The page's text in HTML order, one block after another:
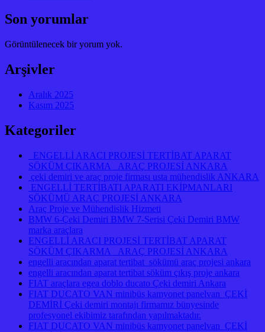
Son yorumlar
Görüntülenecek bir yorum yok.
Arşivler
Aralık 2025
Kasım 2025
Kategoriler
ENGELLİ ARACI PROJESİ TERTİBAT APARAT
SÖKÜM ÇIKARMA ARAÇ PROJESİ ANKARA
çeki demiri ve araç proje firması usta mühendislik ANKARA
ENGELLİ TERTİBATI APARATI EKİPMANLARI
SÖKÜMÜ ARAÇ PROJESİ ANKARA
Araç Proje ve Mühendislik Hizmeti
BMW 6-Çeki Demiri BMW 7-Serisi Çeki Demiri BMW
marka araçlara
ENGELLİ ARACI PROJESİ TERTİBAT APARAT
SÖKÜM ÇIKARMA ARAÇ PROJESİ ANKARA
engelli aracından aparat tertibat sökümü araç projesi ankara
engelli aracından aparat tertibat söküm çıkış proje ankara
FIAT araçlara egea doblo ducato Çeki demiri Ankara
FIAT DUCATO VAN minibüs kamyonet panelvan ÇEKİ
DEMİRİ Çeki demiri montajı firmamız bünyesinde
profesyonel ekibimiz tarafından yapılmaktadır.
FIAT DUCATO VAN minibüs kamyonet panelvan ÇEKİ